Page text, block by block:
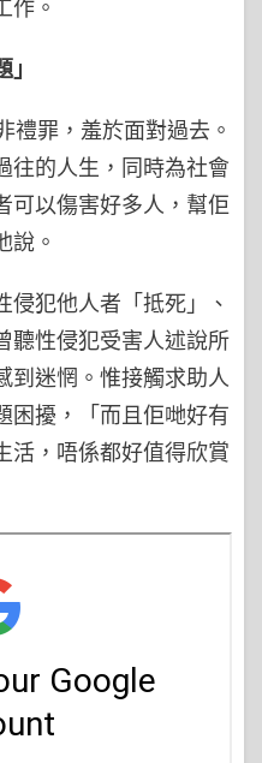
作。
禮罪，羞於面對過去。
往的人生，同時為社會
可以傷害好多人，幫佢
說。
犯他人者「抵死」、
聽性侵犯受害人述說所
到迷惘。惟接觸求助人
困擾，「而且佢哋好有
活，唔係都好值得欣賞